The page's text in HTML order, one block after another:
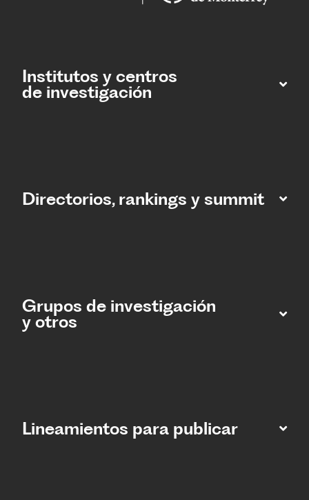
Institutos y centros
de investigación
Directorios, rankings y summit
Grupos de investigación
y otros
Lineamientos para publicar